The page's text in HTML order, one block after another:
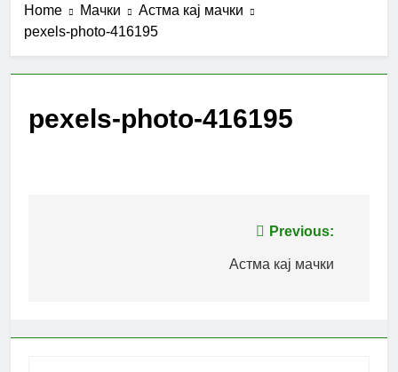
Home Мачки
Астма кај мачки
pexels-photo-416195
pexels-photo-416195
Previous:
Астма кај мачки